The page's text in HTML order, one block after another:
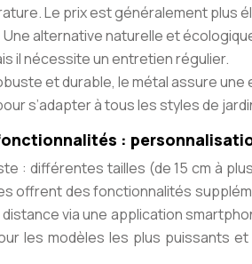
Le prix est généralement plus
Une alternative naturelle et
il nécessite un entretien régulier.
et durable, le métal assure
s’adapter à tous les styles de
:
: différentes tailles (de 15 cm à
offrent des fonctionnalités
via une application
les modèles les plus puissants